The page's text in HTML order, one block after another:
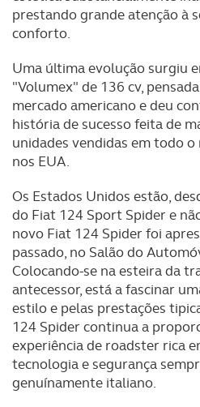
prestando grande atenção à
conforto.
Uma última evolução surgiu
"Volumex" de 136 cv,
mercado americano e deu
história de sucesso feita de
unidades vendidas em todo o
nos EUA.
Os Estados Unidos estão,
do Fiat 124 Sport Spider e
novo Fiat 124 Spider foi
passado, no Salão do
Colocando-se na esteira da
antecessor, está a fascinar
estilo e pelas prestações
124 Spider continua a
experiência de roadster rica
tecnologia e segurança
genuínamente italiano.